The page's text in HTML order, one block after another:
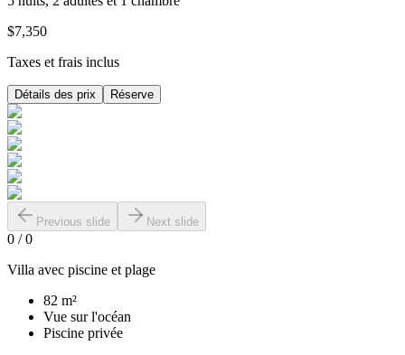
$7,350
Taxes et frais inclus
Détails des prix Réserve
Previous slide Next slide
0 /0
Villa avec piscine et plage
82 m²
Vue sur l'océan
Piscine privée